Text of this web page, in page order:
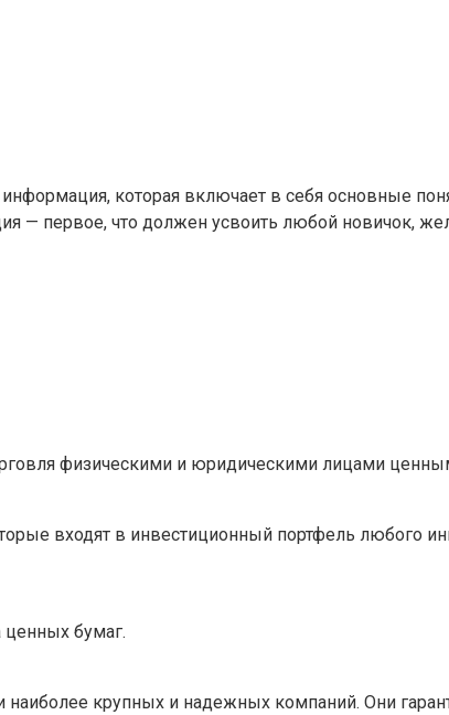
которая включает в себя основные
— первое, что должен усвоить любой новичок,
физическими и юридическими лицами
входят в инвестиционный портфель любого
бумаг.
наиболее крупных и надежных компаний. Они